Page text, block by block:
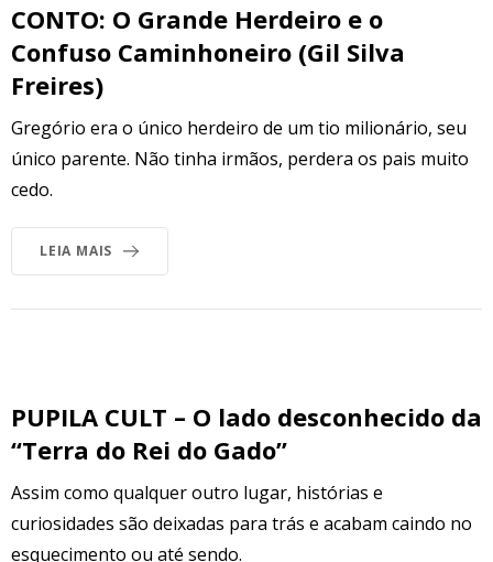
CONTO: O Grande Herdeiro e o
Confuso Caminhoneiro (Gil Silva
Freires)
Gregório era o único herdeiro de um tio milionário, seu
único parente. Não tinha irmãos, perdera os pais muito
cedo.
LEIA MAIS
PUPILA CULT – O lado desconhecido da
“Terra do Rei do Gado”
Assim como qualquer outro lugar, histórias e
curiosidades são deixadas para trás e acabam caindo no
esquecimento ou até sendo.